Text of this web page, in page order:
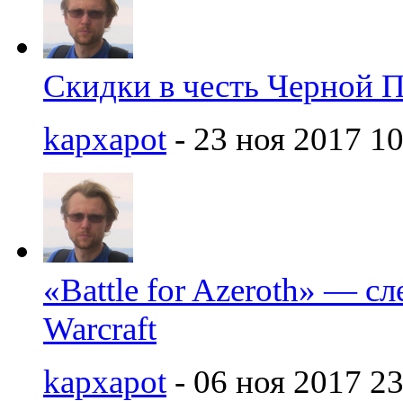
Скидки в честь Черной
kapxapot - 23 ноя 2017
«Battle for Azeroth» —
Warcraft
kapxapot - 06 ноя 2017